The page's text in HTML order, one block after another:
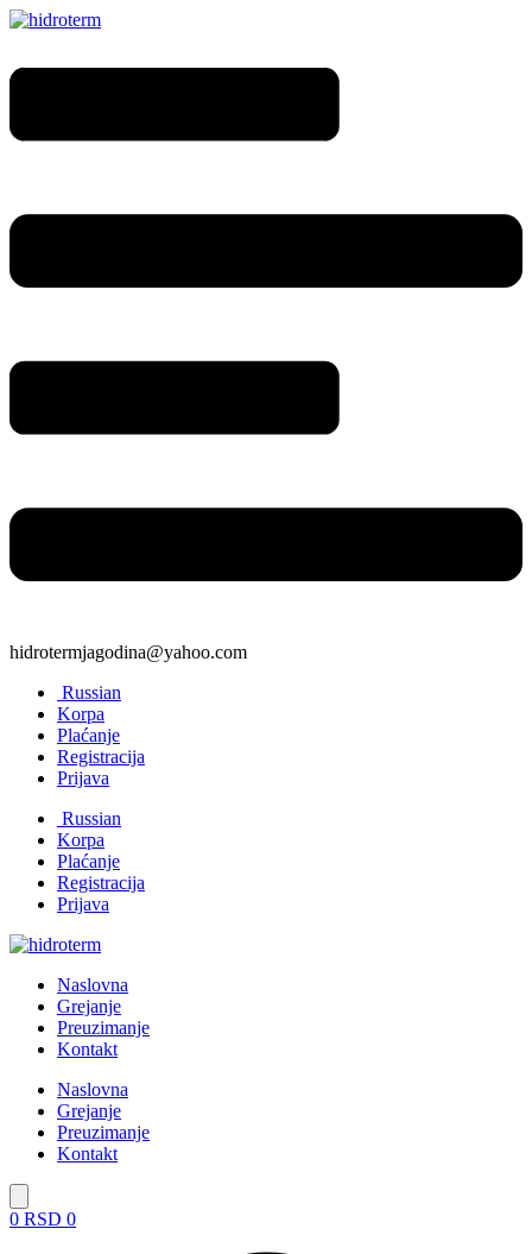
hidrotermjagodina@yahoo.com
Russian
Korpa
Plaćanje
Registracija
Prijava
Russian
Korpa
Plaćanje
Registracija
Prijava
Naslovna
Grejanje
Preuzimanje
Kontakt
Naslovna
Grejanje
Preuzimanje
Kontakt
0 RSD 0